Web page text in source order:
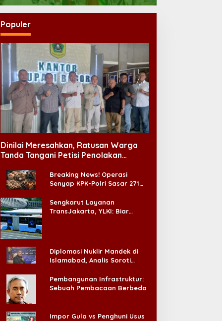
Populer
Dinilai Meresahkan, Ratusan Warga
Tanda Tangani Petisi Penolakan
Breaking News! Operasi
Senyap KPK-Polri Sasar 271
Ada ‘Badai Pemeriksaan’
Sengkarut Layanan
TransJakarta, YLKI: Biar
Diplomasi Nuklir Mandek di
Islamabad, Analis Soroti
Pembangunan Infrastruktur:
Sebuah Pembacaan Berbeda
Impor Gula vs Penghuni Usus